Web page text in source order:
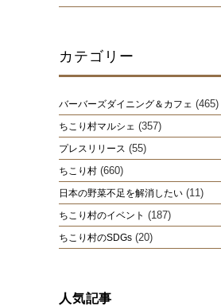
カテゴリー
バーバーズダイニング＆カフェ (465)
ちこり村マルシェ (357)
プレスリリース (55)
ちこり村 (660)
日本の野菜不足を解消したい (11)
ちこり村のイベント (187)
ちこり村のSDGs (20)
人気記事